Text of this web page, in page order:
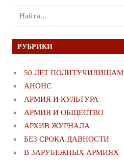
Поиск
для:
РУБРИКИ
50 ЛЕТ ПОЛИТУЧИЛИЩАМ
АНОНС
АРМИЯ И КУЛЬТУРА
АРМИЯ И ОБЩЕСТВО
АРХИВ ЖУРНАЛА
БЕЗ СРОКА ДАВНОСТИ
В ЗАРУБЕЖНЫХ АРМИЯХ